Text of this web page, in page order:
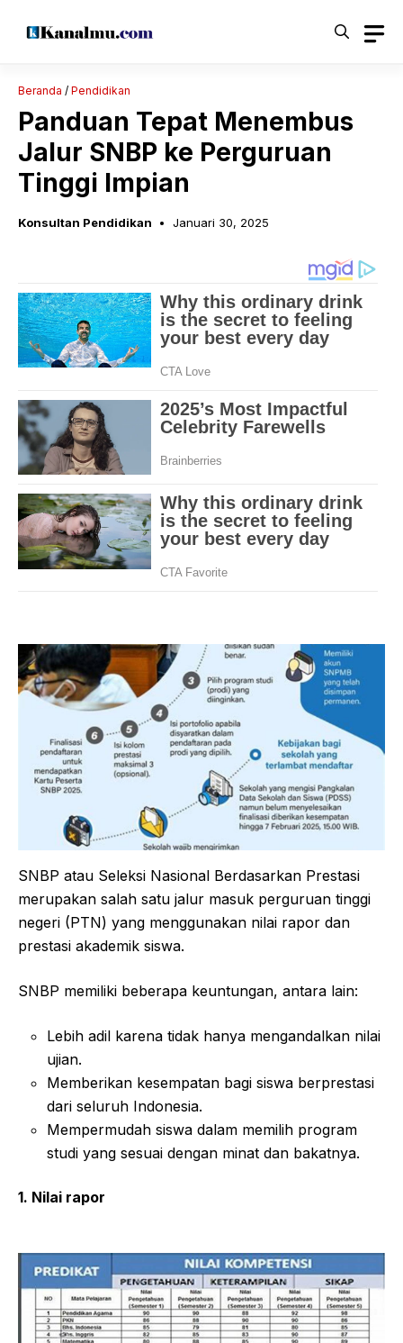
Beranda / Pendidikan
Panduan Tepat Menembus
Jalur SNBP ke Perguruan
Tinggi Impian
Konsultan Pendidikan Januari 30, 2025
SNBP atau Seleksi Nasional Berdasarkan Prestasi
merupakan salah satu jalur masuk perguruan tinggi
negeri (PTN) yang menggunakan nilai rapor dan
prestasi akademik siswa.
SNBP memiliki beberapa keuntungan, antara lain:
Lebih adil karena tidak hanya mengandalkan nilai
ujian.
Memberikan kesempatan bagi siswa berprestasi
dari seluruh Indonesia.
Mempermudah siswa dalam memilih program
studi yang sesuai dengan minat dan bakatnya.
1. Nilai rapor